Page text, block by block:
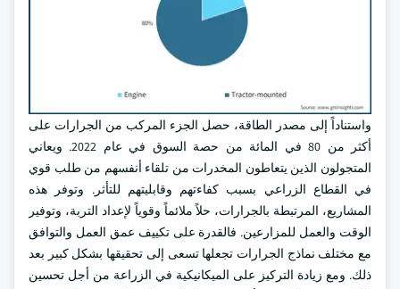
واستناداً إلى مصدر الطاقة، حصل الجزء المركب من الجرارات على
أكثر من 80 في المائة من حصة السوق في عام 2022. ويعاني
المتجولون الذين يتعاطون المخدرات من تلقاء أنفسهم من طلب قوي
في القطاع الزراعي بسبب كفاءتهم وقابليتهم للتأثر. وتوفر هذه
المشاريع، المرتبطة بالجرارات، حلاً ملائماً وقوياً لإعداد التربة، وتوفير
الوقت والعمل للمزارعين. فالقدرة على تكييف عمق العمل والتوافق
مع مختلف نماذج الجرارات تجعلها تسعى إلى تحقيقها بشكل كبير بعد
ذلك. ومع زيادة التركيز على الميكانيكية في الزراعة من أجل تحسين